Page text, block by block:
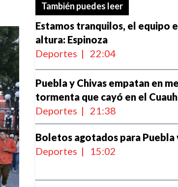
También puedes leer
Estamos tranquilos, el equipo
altura: Espinoza
Deportes | 22:04
Puebla y Chivas empatan en
tormenta que cayó en el
Deportes | 21:38
Boletos agotados para Puebla
Deportes | 15:02